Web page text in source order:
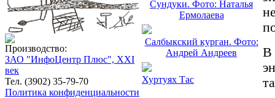
Производство:
ЗАО "ИнфоЦентр Плюс", XXI
век
Тел. (3902) 35-79-70
Политика конфиденциальности
Сундуки. Фото: Наталья
Ермолаева
Салбыкский курган. Фото:
Андрей Андреев
Хуртуях Тас
В